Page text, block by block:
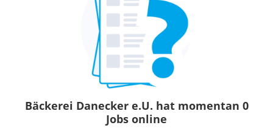
Bäckerei Danecker e.U. hat momentan 0
Jobs online